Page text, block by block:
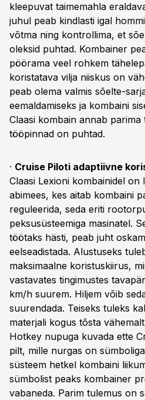
kleepuvat taimemahla
juhul peab kindlasti igal
võtma ning kontrollima, et
oleksid puhtad. Kombainer
pöörama veel rohkem
koristatava vilja niiskus on
peab olema valmis sõelte-
eemaldamiseks ja kombaini
Claasi kombain annab
tööpinnad on puhtad.
· Cruise Piloti adaptiivne
Claasi Lexioni kombainidel on
abimees, kes aitab kombaini
reguleerida, seda eriti
peksusüsteemiga masinatel.
töötaks hästi, peab juht
eelseadistada. Alustuseks
maksimaalne koristuskiirus,
vastavates tingimustes
km/h suurem. Hiljem võib
suurendada. Teiseks tuleks
materjali kogus tõsta
Hotkey nupuga kuvada ette
pilt, mille nurgas on
süsteem hetkel kombaini
sümbolist peaks kombainer
vabaneda. Parim tulemus on